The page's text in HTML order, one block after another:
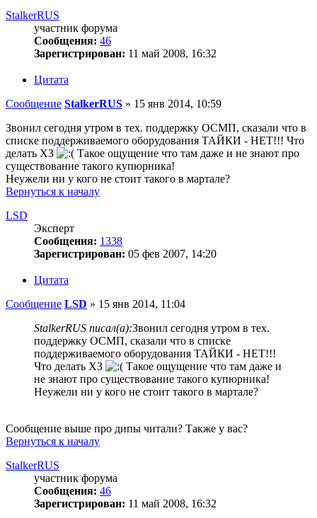
StalkerRUS
участник форума
Сообщения: 46
Зарегистрирован: 11 май 2008, 16:32
Цитата
Сообщение StalkerRUS » 15 янв 2014, 10:59
Звонил сегодня утром в тех. поддержку ОСМП, сказали что в
списке поддерживаемого оборудования ТАЙКИ - НЕТ!!! Что
делать ХЗ
Такое ощущение что там даже и не знают про
существование такого купюрника!
Неужели ни у кого не стоит такого в мартале?
Вернуться к началу
LSD
Эксперт
Сообщения: 1338
Зарегистрирован: 05 фев 2007, 14:20
Цитата
Сообщение LSD » 15 янв 2014, 11:04
StalkerRUS писал(а):Звонил сегодня утром в тех.
поддержку ОСМП, сказали что в списке
поддерживаемого оборудования ТАЙКИ - НЕТ!!!
Что делать ХЗ
Такое ощущение что там даже и
не знают про существование такого купюрника!
Неужели ни у кого не стоит такого в мартале?
Сообщение выше про дипы читали? Также у вас?
Вернуться к началу
StalkerRUS
участник форума
Сообщения: 46
Зарегистрирован: 11 май 2008, 16:32